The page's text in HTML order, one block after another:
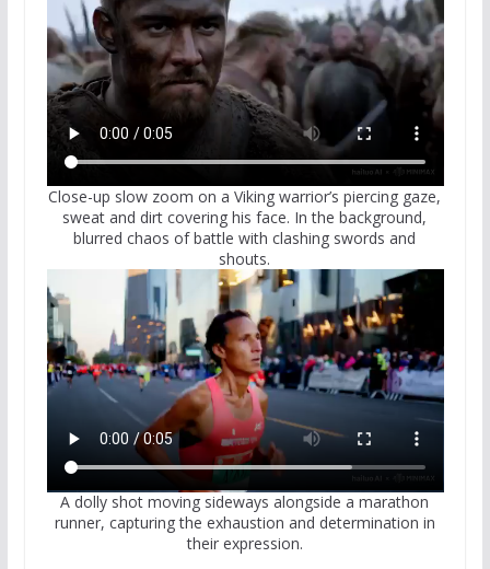
Close-up slow zoom on a Viking warrior’s piercing gaze,
sweat and dirt covering his face. In the background,
blurred chaos of battle with clashing swords and
shouts.
A dolly shot moving sideways alongside a marathon
runner, capturing the exhaustion and determination in
their expression.